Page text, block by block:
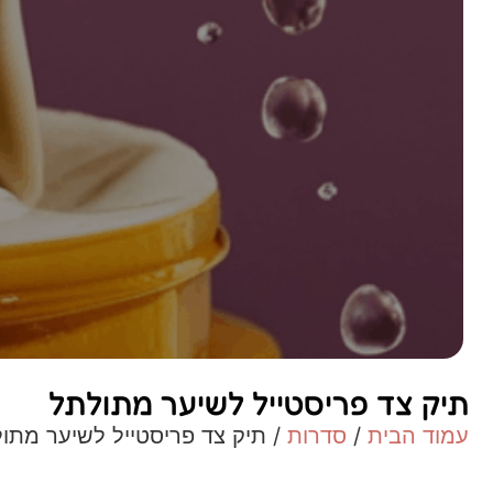
תיק צד פריסטייל לשיער מתולתל
עמוד הבית / סדרות / תיק צד פריסטייל לשיער